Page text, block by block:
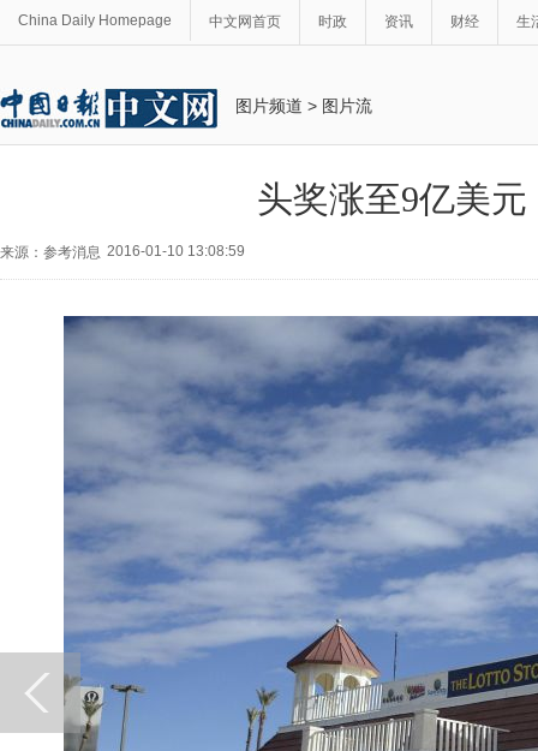
China Daily Homepage 中文网首页 时政 资讯 财经 生
图片频道 > 图片流
头奖涨至9亿美
来源：参考消息 2016-01-10 13:08:59